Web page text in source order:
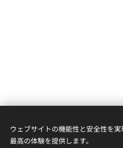
Oliveバイオリン
横浜市金沢区東
ウェブサイトの機能性と安全性を
最高の体験を提供します。